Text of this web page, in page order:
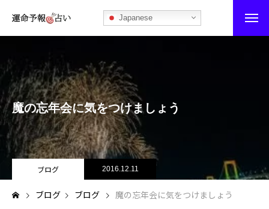
Japanese
運命予報占いとは
あなたの所属部屋を探そう！
最恐の相性占い
秘伝公開！吉凶カレンダー
記事カテゴリー
魔の忘年会に気をつけましょう
ブログ 2016.12.11
ブログ ブログ 魔の忘年会に気をつけましょう